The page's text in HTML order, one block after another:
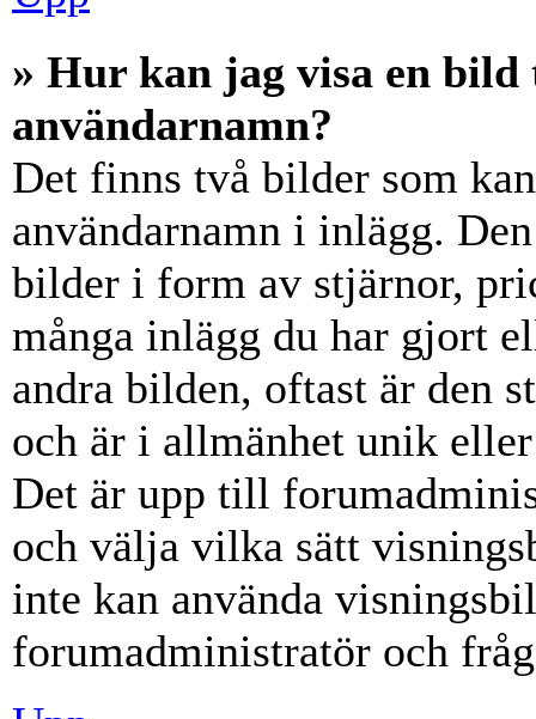
» Hur kan jag visa en
användarnamn?
Det finns två bilder som
användarnamn i inlägg.
bilder i form av stjärnor,
många inlägg du har gjort
andra bilden, oftast är den
och är i allmänhet unik
Det är upp till
och välja vilka sätt
inte kan använda
forumadministratör och